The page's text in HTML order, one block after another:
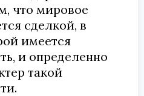
что мировое
сделкой, в
имеется
и определенно
такой